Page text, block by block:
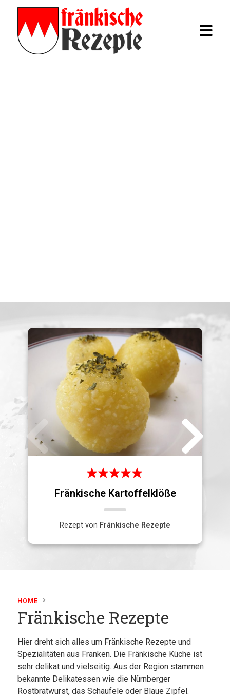
Fränkische Kartoffelklöße
Rezept von Fränkische Rezepte
HOME
Fränkische Rezepte
Hier dreht sich alles um Fränkische Rezepte und
Spezialitäten aus Franken. Die Fränkische Küche ist
sehr delikat und vielseitig. Aus der Region stammen
bekannte Delikatessen wie die Nürnberger
Rostbratwurst, das Schäufele oder Blaue Zipfel.